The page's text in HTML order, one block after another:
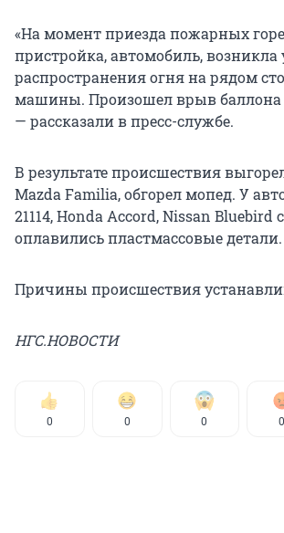
«На момент приезда пожарных
пристройка, автомобиль, возникла
распространения огня на рядом
машины. Произошел врыв баллона
— рассказали в пресс-службе.
В результате происшествия
Mazda Familia, обгорел мопед. У
21114, Honda Accord, Nissan Bluebird
оплавились пластмассовые детали.
Причины происшествия
НГС.НОВОСТИ
0 0 0 0